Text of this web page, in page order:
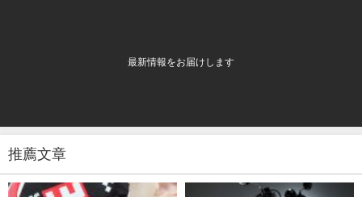
最新情報をお届けします
推薦文章